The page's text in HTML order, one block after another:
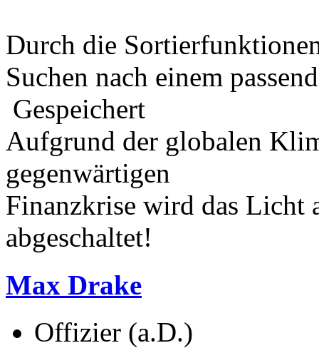
Durch die
Suchen nach einem
Gespeichert
Aufgrund der globalen
gegenwärtigen
Finanzkrise wird das Licht
abgeschaltet!
Max Drake
Offizier (a.D.)